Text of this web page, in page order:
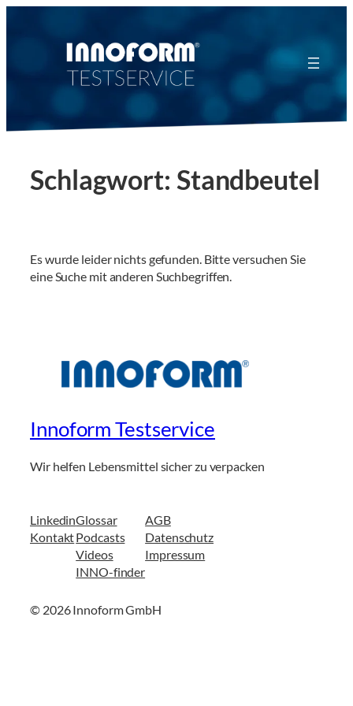
Schlagwort: Standbeutel
Es wurde leider nichts gefunden. Bitte versuchen Sie
eine Suche mit anderen Suchbegriffen.
Innoform Testservice
Wir helfen Lebensmittel sicher zu verpacken
Linkedin
Kontakt
Glossar
Podcasts
Videos
INNO-finder
AGB
Datenschutz
Impressum
© 2026 Innoform GmbH